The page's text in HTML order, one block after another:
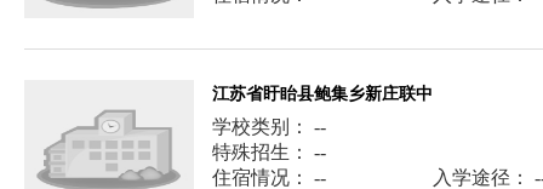
江苏省盱眙县鲍集乡新庄联中
学校类别： --
特殊招生： --
住宿情况： --
入学途径：